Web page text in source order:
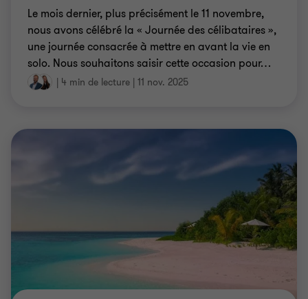
Le mois dernier, plus précisément le 11 novembre,
nous avons célébré la « Journée des célibataires »,
une journée consacrée à mettre en avant la vie en
solo. Nous souhaitons saisir cette occasion pour…
| 4 min de lecture | 11 nov. 2025